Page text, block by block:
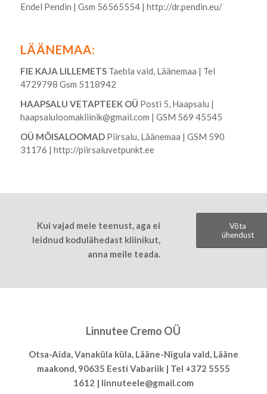
Endel Pendin | Gsm 56565554 | http://dr.pendin.eu/
LÄÄNEMAA:
FIE KAJA LILLEMETSTaebla vald, Läänemaa | Tel
4729798 Gsm 5118942
HAAPSALU VETAPTEEK OÜ Posti 5, Haapsalu |
haapsaluloomakliinik@gmail.com | GSM 569 45545
OÜ MÕISALOOMADPiirsalu, Läänemaa | GSM 590
31176 | http://piirsaluvetpunkt.ee
Kui vajad meie teenust, aga ei
leidnud kodulähedast kliinikut,
anna meile teada.
Võta
ühendust
Linnutee Cremo OÜ
Otsa-Aida, Vanaküla küla, Lääne-Nigula vald, Lääne
maakond, 90635 Eesti Vabariik | Tel +372 5555
1612 | linnuteele@gmail.com